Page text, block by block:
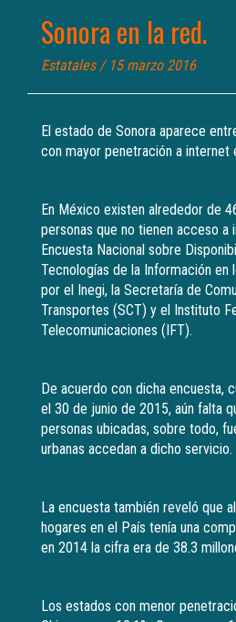
Sonora en la red.
Estatales/ 15 marzo 2016
El estado de Sonora aparece
con mayor penetración a internet
En México existen alrededor de
personas que no tienen acceso a
Encuesta Nacional sobre
Tecnologías de la Información en
por el Inegi, la Secretaría de
Transportes (SCT) y el Instituto
Telecomunicaciones (IFT).
De acuerdo con dicha encuesta,
el 30 de junio de 2015, aún falta
personas ubicadas, sobre todo,
urbanas accedan a dicho servicio.
La encuesta también reveló que
hogares en el País tenía una
en 2014 la cifra era de 38.3
Los estados con menor